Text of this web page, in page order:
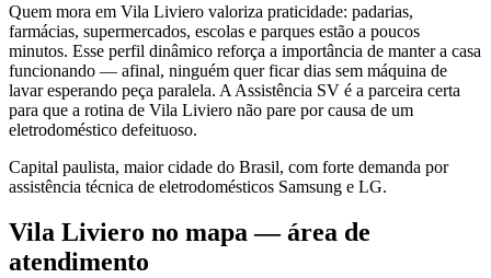
Quem mora em Vila Liviero valoriza praticidade: padarias,
farmácias, supermercados, escolas e parques estão a poucos
minutos. Esse perfil dinâmico reforça a importância de manter a casa
funcionando — afinal, ninguém quer ficar dias sem máquina de
lavar esperando peça paralela. A Assistência SV é a parceira certa
para que a rotina de Vila Liviero não pare por causa de um
eletrodoméstico defeituoso.
Capital paulista, maior cidade do Brasil, com forte demanda por
assistência técnica de eletrodomésticos Samsung e LG.
Vila Liviero no mapa — área de
atendimento